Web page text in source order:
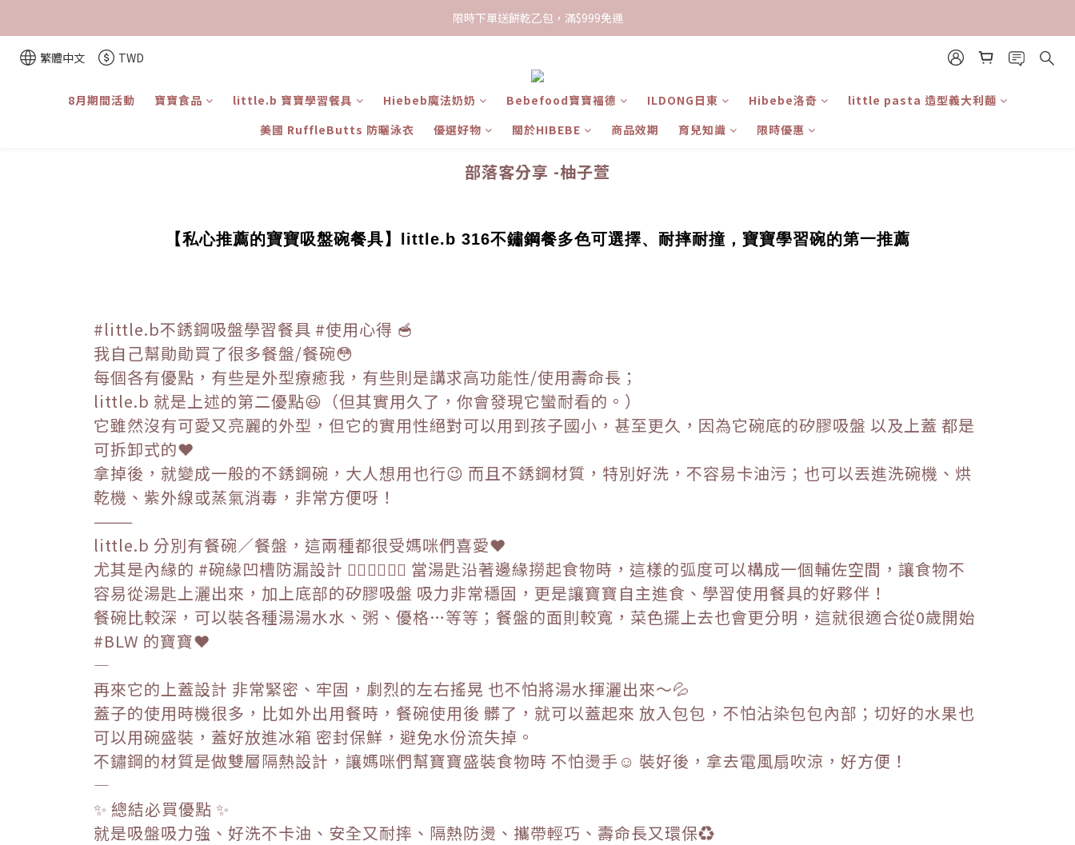
限時下單送餅乾乙包，滿$999免運
限時下單送餅乾乙包，滿$999免運
繁體中文 TWD
8月期間活動 寶寶食品 little.b 寶寶學習餐具 Hiebeb魔法奶奶 Bebefood寶寶福德 ILDONG日東 Hibebe洛奇
little pasta 造型義大利麵
美國 RuffleButts 防曬泳衣
優選好物 關於HIBEBE 商品效期 育兒知識 限時優惠
部落客分享 -柚子萱
【私心推薦的寶寶吸盤碗餐具】little.b 316不鏽鋼餐多色可選擇、耐摔耐撞，寶寶學習碗的第一推薦
#little.b不銹鋼吸盤學習餐具 #使用心得 🥣
我自己幫勛勛買了很多餐盤/餐碗😳
每個各有優點，有些是外型療癒我，有些則是講求高功能性/使用壽命長；
little.b 就是上述的第二優點😆（但其實用久了，你會發現它蠻耐看的。）
它雖然沒有可愛又亮麗的外型，但它的實用性絕對可以用到孩子國小，甚至更久，因為它碗底的矽膠吸盤 以及上蓋 都是
可拆卸式的❤️
拿掉後，就變成一般的不銹鋼碗，大人想用也行😉 而且不銹鋼材質，特別好洗，不容易卡油污；也可以丟進洗碗機、烘
乾機、紫外線或蒸氣消毒，非常方便呀！
———
little.b 分別有餐碗／餐盤，這兩種都很受媽咪們喜愛❤️
尤其是內緣的 #碗緣凹槽防漏設計 👍🏻👍🏻👍🏻 當湯匙沿著邊緣撈起食物時，這樣的弧度可以構成一個輔佐空間，讓食物不
容易從湯匙上灑出來，加上底部的矽膠吸盤 吸力非常穩固，更是讓寶寶自主進食、學習使用餐具的好夥伴！
餐碗比較深，可以裝各種湯湯水水、粥、優格…等等；餐盤的面則較寬，菜色擺上去也會更分明，這就很適合從0歲開始
#BLW 的寶寶❤️
—
再來它的上蓋設計 非常緊密、牢固，劇烈的左右搖晃 也不怕將湯水揮灑出來～💦
蓋子的使用時機很多，比如外出用餐時，餐碗使用後 髒了，就可以蓋起來 放入包包，不怕沾染包包內部；切好的水果也
可以用碗盛裝，蓋好放進冰箱 密封保鮮，避免水份流失掉。
不鏽鋼的材質是做雙層隔熱設計，讓媽咪們幫寶寶盛裝食物時 不怕燙手☺️ 裝好後，拿去電風扇吹涼，好方便！
—
✨ 總結必買優點 ✨
就是吸盤吸力強、好洗不卡油、安全又耐摔、隔熱防燙、攜帶輕巧、壽命長又環保♻️